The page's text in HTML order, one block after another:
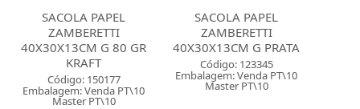
SACOLA PAPEL
ZAMBERETTI
40X30X13CM G 80 GR
KRAFT
Código: 150177
Embalagem: Venda PT\10
Master PT\10
SACOLA PAPEL
ZAMBERETTI
40X30X13CM G PRATA
Código: 123345
Embalagem: Venda PT\10
Master PT\10